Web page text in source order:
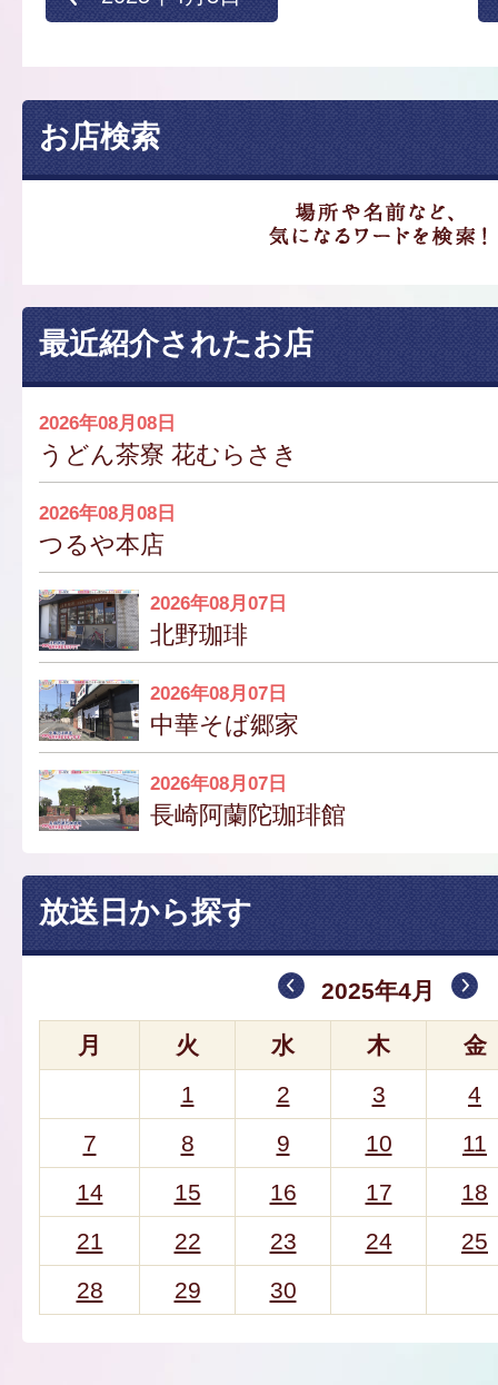
お店検索
最近紹介されたお店
2026年08月08日
うどん茶寮 花むらさき
2026年08月08日
つるや本店
2026年08月07日
北野珈琲
2026年08月07日
中華そば郷家
2026年08月07日
長崎阿蘭陀珈琲館
放送日から探す
2025年4月
月 火 水 木
金
1
2 3
4
7
8 9 10
11
14
15 16 17
18
21
22 23 24
25
28
29 30